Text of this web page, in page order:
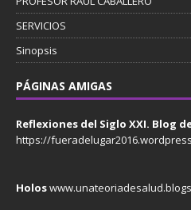
SERVICIOS
Sinopsis
PÁGINAS AMIGAS
Reflexiones del Siglo XXI. Blog
https://
Holos